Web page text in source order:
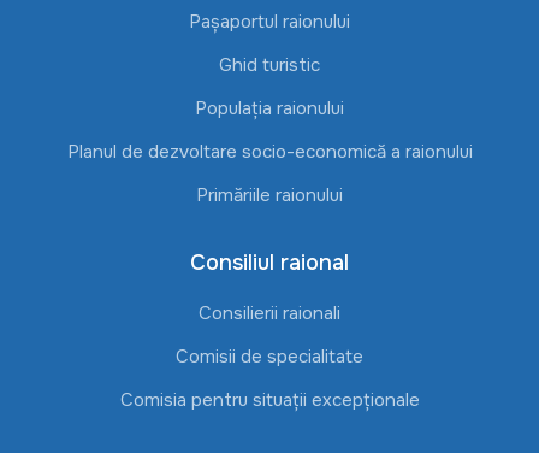
Pașaportul raionului
Ghid turistic
Populația raionului
Planul de dezvoltare socio-economică a raionului
Primăriile raionului
Consiliul raional
Consilierii raionali
Comisii de specialitate
Comisia pentru situații excepționale